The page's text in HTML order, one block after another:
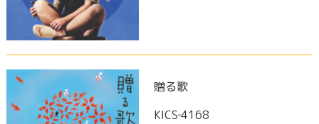
贈る歌
KICS‐4168